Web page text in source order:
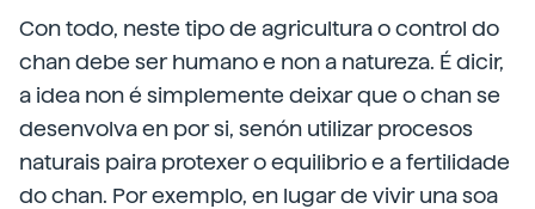
Con todo, neste tipo de agricultura o control do
chan debe ser humano e non a natureza. É dicir,
a idea non é simplemente deixar que o chan se
desenvolva en por si, senón utilizar procesos
naturais paira protexer o equilibrio e a fertilidade
do chan. Por exemplo, en lugar de vivir una soa